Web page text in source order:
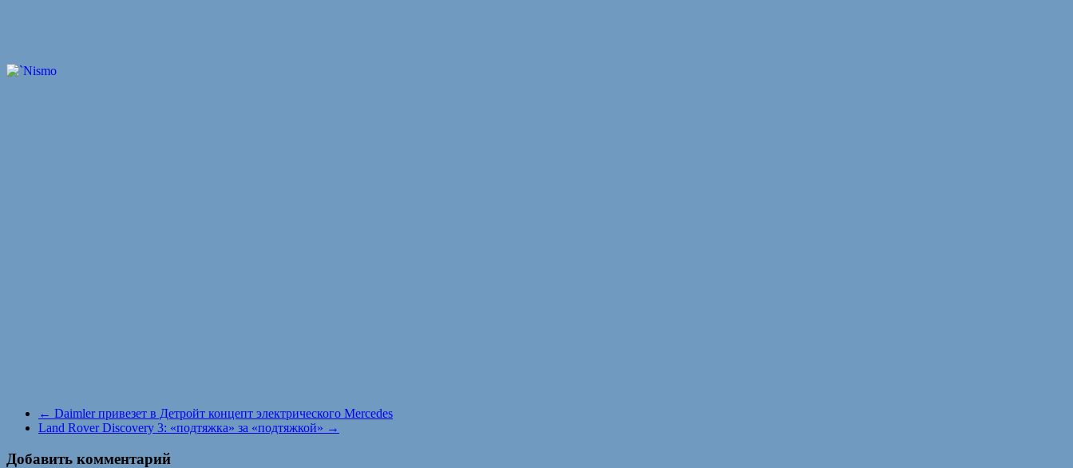
← Daimler привезет в Детройт концепт электрического Mercedes
Land Rover Discovery 3: «подтяжка» за «подтяжкой» →
Добавить комментарий